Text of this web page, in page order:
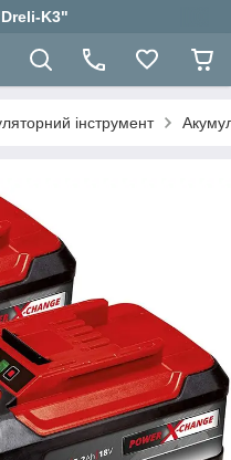
K3"
інструмент